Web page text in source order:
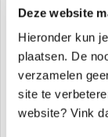
Deze website
Hieronder kun
plaatsen. De
verzamelen
site te
website? Vink
👉Gratis
👉Toolbox